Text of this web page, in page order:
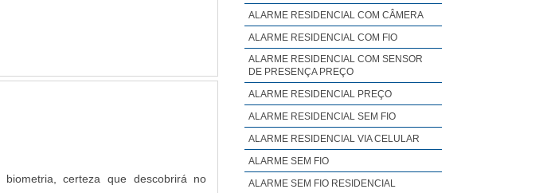
certeza que descobrirá no
ALARME RESIDENCIAL COM CÂMERA
ALARME RESIDENCIAL COM FIO
ALARME RESIDENCIAL COM SENSOR
DE PRESENÇA PREÇO
ALARME RESIDENCIAL PREÇO
ALARME RESIDENCIAL SEM FIO
ALARME RESIDENCIAL VIA CELULAR
ALARME SEM FIO
ALARME SEM FIO RESIDENCIAL